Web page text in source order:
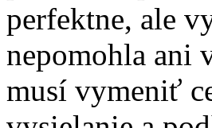
perfektne, ale
nepomohla ani
musí vymeniť